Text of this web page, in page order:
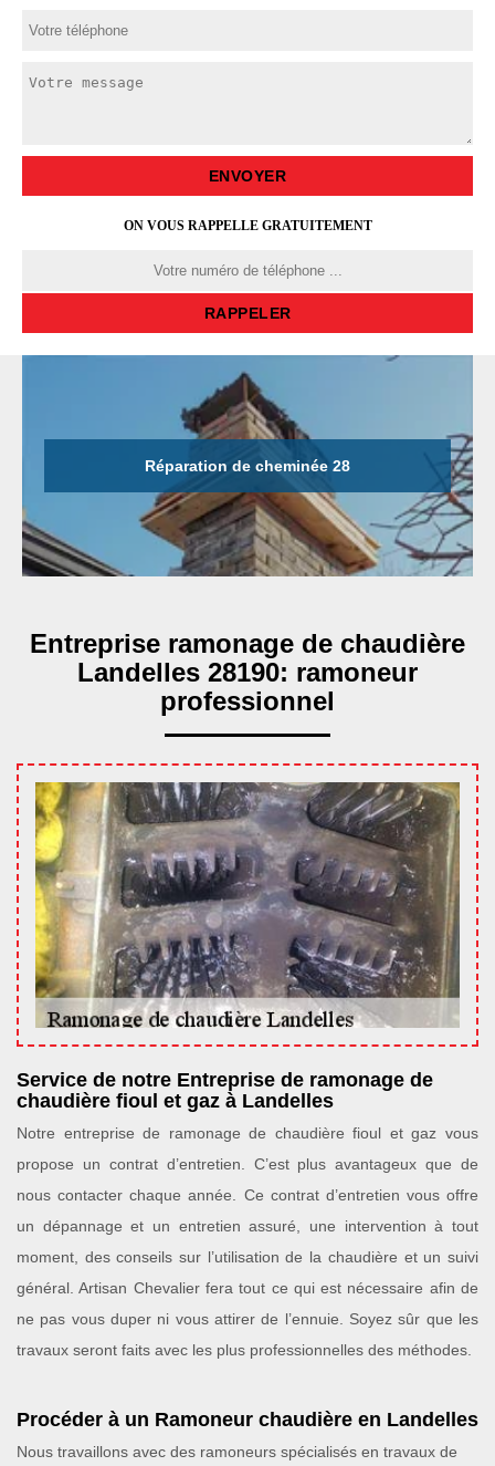
ON VOUS RAPPELLE GRATUITEMENT
Réparation de cheminée 28
Entreprise ramonage de chaudière
Landelles 28190: ramoneur
professionnel
Service de notre Entreprise de ramonage de
chaudière fioul et gaz à Landelles
Notre entreprise de ramonage de chaudière fioul et gaz vous
propose un contrat d’entretien. C’est plus avantageux que de
nous contacter chaque année. Ce contrat d’entretien vous offre
un dépannage et un entretien assuré, une intervention à tout
moment, des conseils sur l’utilisation de la chaudière et un suivi
général. Artisan Chevalier fera tout ce qui est nécessaire afin de
ne pas vous duper ni vous attirer de l’ennuie. Soyez sûr que les
travaux seront faits avec les plus professionnelles des méthodes.
Procéder à un Ramoneur chaudière en Landelles
Nous travaillons avec des ramoneurs spécialisés en travaux de